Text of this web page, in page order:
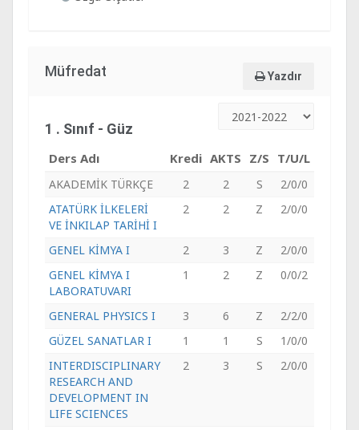
Müfredat Yazdır
1 . Sınıf - Güz
Ders Adı Kredi AKTS Z/S T/U/L
AKADEMİK TÜRKÇE 2 2 S
2/0/0
ATATÜRK İLKELERİ
VE İNKILAP TARİHİ I
2 2 Z 2/0/0
GENEL KİMYA I 2 3 Z
2/0/0
GENEL KİMYA I
LABORATUVARI
1 2 Z 0/0/2
GENERAL PHYSICS I 3 6 Z
2/2/0
GÜZEL SANATLAR I
1 1 S
1/0/0
INTERDISCIPLINARY
RESEARCH AND
DEVELOPMENT IN
LIFE SCIENCES
2 3 S 2/0/0